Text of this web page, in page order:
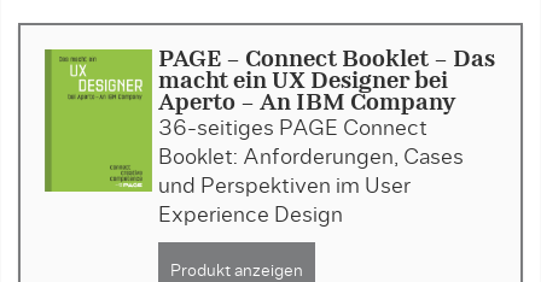
PAGE - Connect Booklet - Das
macht ein UX Designer bei
Aperto - An IBM Company
36-seitiges PAGE Connect
Booklet: Anforderungen, Cases
und Perspektiven im User
Experience Design
Produkt anzeigen